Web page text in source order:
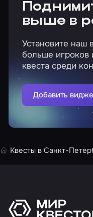
выше в
Установите наш
больше
квеста среди
Добавить
Квесты в Санкт-